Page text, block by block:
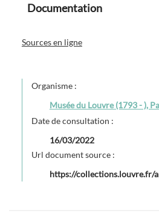
Documentation
Sources en ligne
Organisme :
Musée du Louvre (1793 - ),
Date de consultation :
16/03/2022
Url document source :
https://collections.louvre.fr/